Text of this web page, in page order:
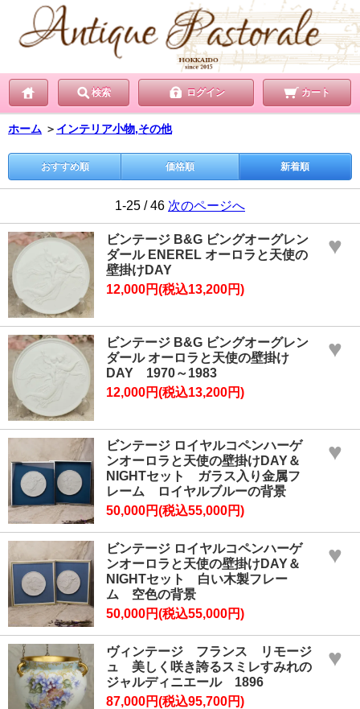
検索 ログイン カート
ホーム ＞ インテリア小物,その他
おすすめ順 価格順 新着順
1-25 / 46 次のページへ
♥
ビンテージ B&G ビングオーグレン
ダール ENEREL オーロラと天使の
壁掛けDAY
12,000円(税込13,200円)
♥
ビンテージ B&G ビングオーグレン
ダール オーロラと天使の壁掛け
DAY 1970～1983
12,000円(税込13,200円)
♥
ビンテージ ロイヤルコペンハーゲ
ンオーロラと天使の壁掛けDAY＆
NIGHTセット ガラス入り金属フ
レーム ロイヤルブルーの背景
50,000円(税込55,000円)
♥
ビンテージ ロイヤルコペンハーゲ
ンオーロラと天使の壁掛けDAY＆
NIGHTセット 白い木製フレー
ム 空色の背景
50,000円(税込55,000円)
♥
ヴィンテージ フランス リモージ
ュ 美しく咲き誇るスミレすみれの
ジャルディニエール 1896
87,000円(税込95,700円)